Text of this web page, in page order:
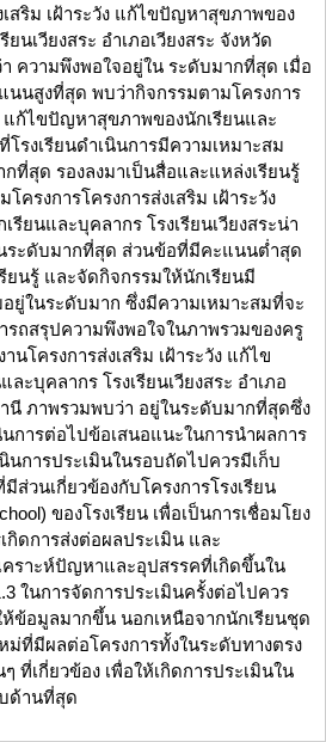
เสริม เฝ้าระวัง แก้ไขปัญหาสุขภาพของ
นเวียงสระ อำเภอเวียงสระ จังหวัด
ความพึงพอใจอยู่ใน ระดับมากที่สุด เมื่อ
นสูงที่สุด พบว่ากิจกรรมตามโครงการ
แก้ไขปัญหาสุขภาพของนักเรียนและ
โรงเรียนดำเนินการมีความเหมาะสม
ที่สุด รองลงมาเป็นสื่อและแหล่งเรียนรู้
รงการโครงการส่งเสริม เฝ้าระวัง
ยนและบุคลากร โรงเรียนเวียงสระน่า
ระดับมากที่สุด ส่วนข้อที่มีคะแนนต่ำสุด
ยนรู้ และจัดกิจกรรมให้นักเรียนมี
ยู่ในระดับมาก ซึ่งมีความเหมาะสมที่จะ
รถสรุปความพึงพอใจในภาพรวมของครู
นโครงการส่งเสริม เฝ้าระวัง แก้ไข
ะบุคลากร โรงเรียนเวียงสระ อำเภอ
านี ภาพรวมพบว่า อยู่ในระดับมากที่สุดซึ่ง
การต่อไปข้อเสนอแนะในการนำผลการ
นการประเมินในรอบถัดไปควรมีเก็บ
ส่วนเกี่ยวข้องกับโครงการโรงเรียน
ของโรงเรียน เพื่อเป็นการเชื่อมโยง
กิดการส่งต่อผลประเมิน และ
คราะห์ปัญหาและอุปสรรคที่เกิดขึ้นใน
ในการจัดการประเมินครั้งต่อไปควร
ข้อมูลมากขึ้น นอกเหนือจากนักเรียนชุด
ม่ที่มีผลต่อโครงการทั้งในระดับทางตรง
ที่เกี่ยวข้อง เพื่อให้เกิดการประเมินใน
ด้านที่สุด